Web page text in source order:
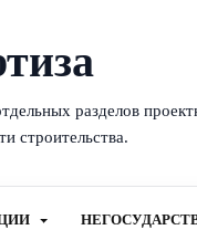
разделов
строительства.